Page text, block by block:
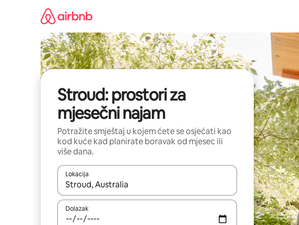
Stroud: prostori za
mjesečni najam
Potražite smještaj u kojem ćete se osjećati kao
kod kuće kad planirate boravak od mjesec ili
više dana.
Lokacija
Kada budu dostupni rezultati, moći ćete ih pregledati koristeći se
Dolazak